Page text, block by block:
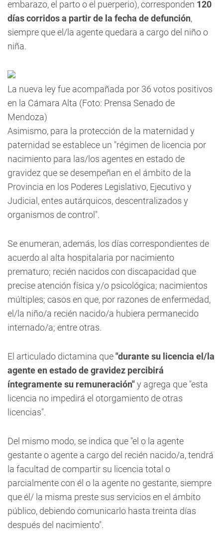
embarazo, el parto o el puerperio), corresponden 120
días corridos a partir de la fecha de defunción,
siempre que el/la agente quedara a cargo del niño o
niña.
La nueva ley fue acompañada por 36 votos positivos
en la Cámara Alta (Foto: Prensa Senado de
Mendoza)
Asimismo, para la protección de la maternidad y
paternidad se establece un "régimen de licencia por
nacimiento para las/los agentes en estado de
gravidez que se desempeñan en el ámbito de la
Provincia en los Poderes Legislativo, Ejecutivo y
Judicial, entes autárquicos, descentralizados y
organismos de control".
Se enumeran, además, los días correspondientes de
acuerdo al alta hospitalaria por nacimiento
prematuro; recién nacidos con discapacidad que
precise atención física y/o psicológica; nacimientos
múltiples; casos en que, por razones de enfermedad,
el/la niño/a recién nacido/a hubiera permanecido
internado/a; entre otras.
El articulado dictamina que"durante su licencia el/la
agente en estado de gravidez percibirá
íntegramente su remuneración"y agrega que "esta
licencia no impedirá el otorgamiento de otras
licencias".
Del mismo modo, se indica que "el o la agente
gestante o agente a cargo del recién nacido/a, tendrá
la facultad de compartir su licencia total o
parcialmente con él o la agente no gestante, siempre
que él/ la misma preste sus servicios en el ámbito
público, debiendo comunicarlo hasta treinta días
después del nacimiento".